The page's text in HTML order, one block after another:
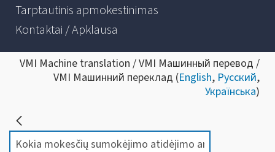
Tarptautinis apmokestinimas
Kontaktai / Apklausa
VMI Machine translation / VMI Машинный перевод /
VMI Машинний переклад (English, Русский,
Українська)